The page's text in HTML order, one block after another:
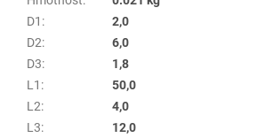
D1 :
2,0
D2:
6,0
D3:
1,8
L1 :
50,0
L2:
4,0
L3:
12,0